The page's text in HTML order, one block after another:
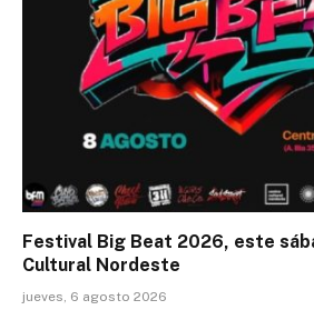
Festival Big Beat 2026, este
Cultural Nordeste
jueves, 6 agosto 2026